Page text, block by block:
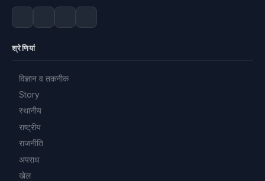
श्रेणियां
विज्ञान व तकनीक
Story
स्थानीय
राष्ट्रीय
राजनीति
अपराध
खेल